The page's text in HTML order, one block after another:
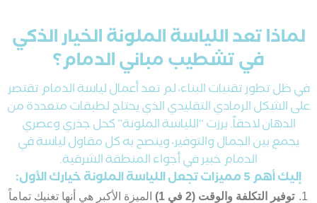
لماذا تعد اللياسة الملونة الخيار الذكي
في تشطيب مباني الدمام؟
في ظل تطور تقنيات البناء، لم تعد أعمال لياسة الدمام تقتصر
على الشكل الرمادي التقليدي الذي يحتاج لطبقات متعددة من
الدهان لاحقاً. برزت “اللياسة الملونة” كحل جذري وعصري
يجمع بين الجمال والتوفير، وينصح به كل مقاول لياسة في
الدمام خبير في أجواء المنطقة الشرقية.
إليك أهم 5 مميزات تجعل اللياسة الملونة خيارك الأول:
توفير التكلفة والوقت (2 في 1)
الميزة الأكبر هي أنها تغنيك تماماً